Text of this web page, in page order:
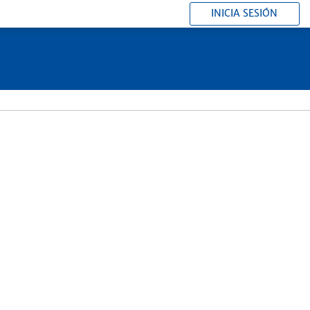
INICIA SESIÓN